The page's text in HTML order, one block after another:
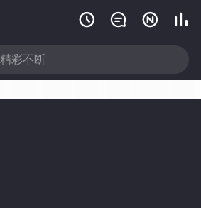
   